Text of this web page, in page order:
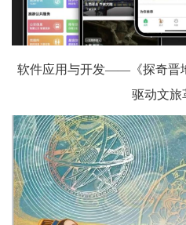
软件应用与开发——《探奇晋
驱动文旅